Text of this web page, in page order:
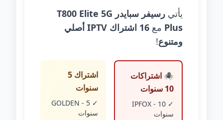
يأتي
رسيفر سبايدر T800 Elite 5G
Plus مع
16 اشتراك IPTV أصلي
ومتنوع!
🕷️ اشتراكات
10 سنوات
✓ IPFOX - 10
سنوات
اشتراك 5
سنوات
✓ GOLDEN - 5
سنوات